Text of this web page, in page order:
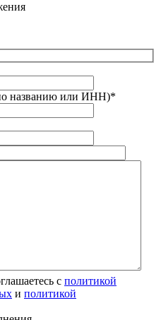
названию или ИНН)*
с политикой
и политикой